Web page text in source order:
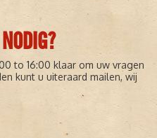
to 16:00 klaar om uw vragen
kunt u uiteraard mailen, wij